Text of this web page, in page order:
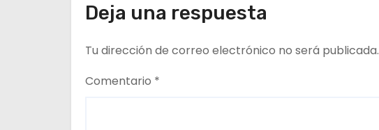
e
e
n
Deja una respuesta
Tu dirección de correo electrónico no será publicada.
Comentario *